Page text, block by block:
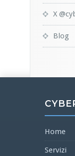
X
Blog
Home
Servizi